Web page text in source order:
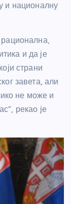
и националну
и да је
страни
завета, али
не може и
рекао је